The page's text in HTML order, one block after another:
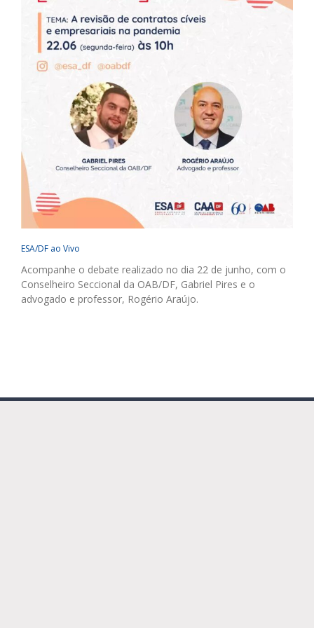
ESA/DF ao Vivo
Acompanhe o debate realizado no dia 22 de junho, com o
Conselheiro Seccional da OAB/DF, Gabriel Pires e o
advogado e professor, Rogério Araújo.